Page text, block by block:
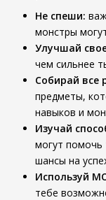
Не спеши:
монстры
Улучшай
чем сильнее
Собирай все
предметы,
навыков и
Изучай
могут помочь
шансы на
Используй
тебе